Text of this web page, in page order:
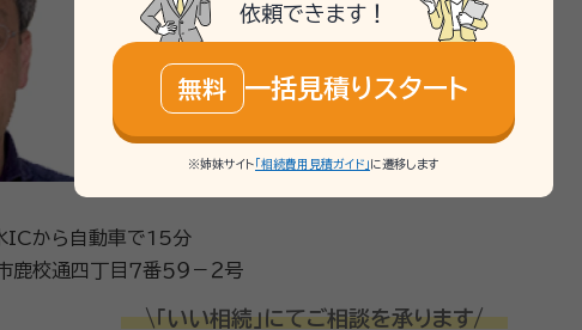
ICから自動車で15分
鹿校通四丁目７番５９－２号
\「いい相続」にてご相談を承ります/
依頼できます！
無料 一括見積りスタート
※姉妹サイト 「相続費用見積ガイド」 に遷移します